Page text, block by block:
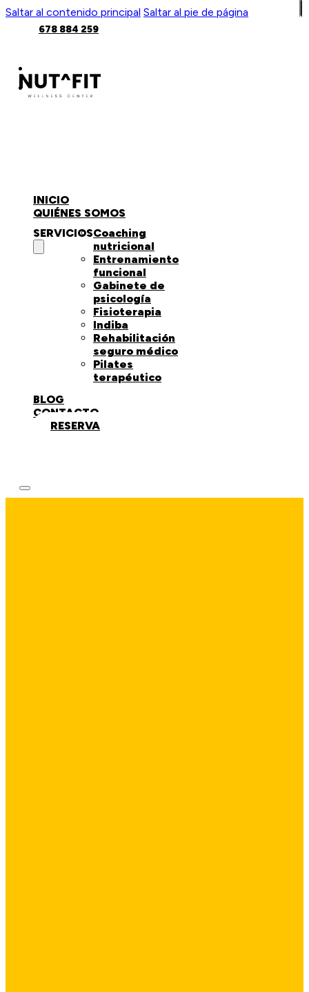
Saltar al contenido principal Saltar al pie de página
678 884 259
INICIO
QUIÉNES SOMOS
SERVICIOSCoaching
nutricional
Entrenamiento
funcional
Gabinete de
psicología
Fisioterapia
Indiba
Rehabilitación
seguro médico
Pilates
terapéutico
BLOG
CONTACTO
RESERVA